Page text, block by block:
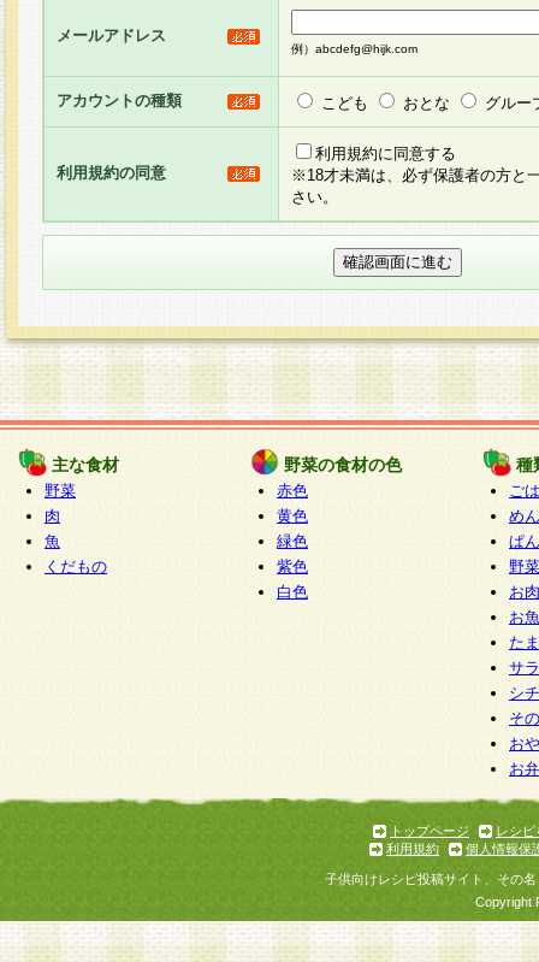
し、その結果を当社が集計・分析その他の利用を
るものです。なお、本サービスは、それぞれの目
員に対して本サービスの依頼を行うこともあり、
た全ての会員に対して本サービスの依頼をすると
りま す。
3.当社は、会員の事前の承諾を得ることなく、当
方 法・手段にて、本規約を任意に制定、変更ま
きるものとします。改定後の本規約等は、本規約
に掲示したときに、その 他の諸規定については
てその効力を生じるものとします。
4.本規約は、会員登録希望者による会員登録手続
の当社による会員登録の承認が完了した時点で会
たものとみなされ、会員に対して適用されるもの
5.当社がお聞きする個人情報は、すべて会員登録
で提 供いただいたものと考えております。従っ
自らの個人情報の提供を希望されない場合には、
をお預かりいたしません が、提供されないこと
商品やサービス等をご利用いただけない場合があ
了承ください。
6.当社は、お客様から当社が保有している個人情
加・ 利用停止等を求められた場合には、ご本人
て確認できた場合に限り、法令に準拠して合理的
いただきます。なお、開示 請求等の請求先は個
ります。
1.会員とは、本規約等を承諾のうえ、当社所定の
了し、当社が承認した者、グループとします。な
が以下に該当する場合は会員登録をすることがで
メールアドレス
例）abcdefg@hijk.com
アカウントの種類 こども おとな グルー
利用規約の同意
利用規約に同意する
※18才未満は、必ず保護者の方と
さい。
主な食材
野菜
肉
魚
くだもの
野菜の食材の色
赤色
黄色
緑色
紫色
白色
種
ご
めん
ぱん
野
お
お
た
サ
シ
そ
お
お
トップページ
レシピ
利用規約
個人情報保
子供向けレシピ投稿サイト、その
Copyright